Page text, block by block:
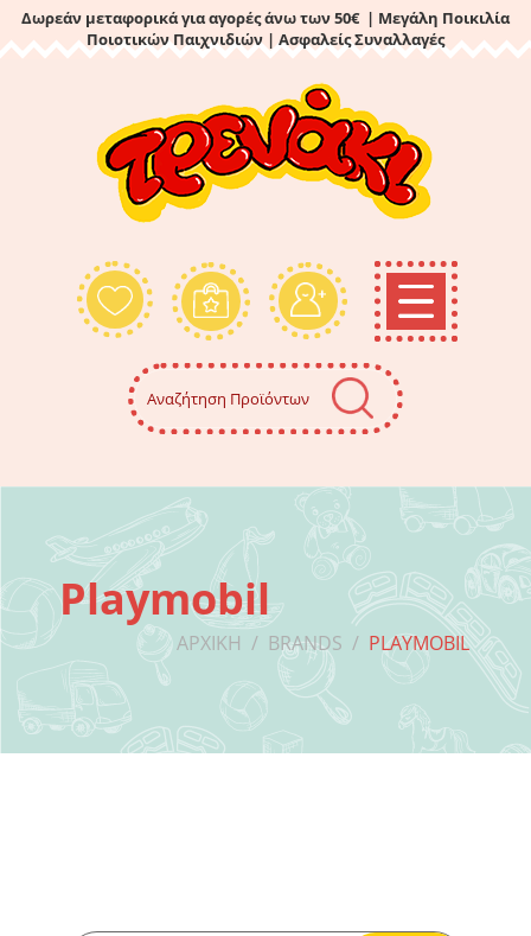
Δωρεάν μεταφορικά για αγορές άνω των 50€ | Μεγάλη Ποικιλία
Ποιοτικών Παιχνιδιών | Ασφαλείς Συναλλαγές
Playmobil
ΑΡΧΙΚΉ / BRANDS / PLAYMOBIL